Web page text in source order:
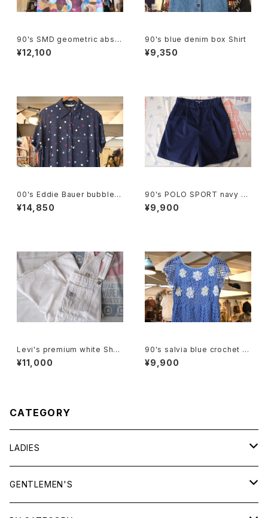
90's SMD geometric abstr
act rayon open-collar Shirt
"Made in JAPAN"
¥12,100
90's blue denim box Shirt
¥9,350
00's Eddie Bauer bubble d
ot rayon shirt maxi Dress
¥14,850
90's POLO SPORT navy C
ulottes w/ pony embroider
y
¥9,900
Levi's premium white Shor
talls
¥11,000
90's salvia blue crochet b
abydoll Top
¥9,900
CATEGORY
LADIES
TOPS
GENTLEMEN'S